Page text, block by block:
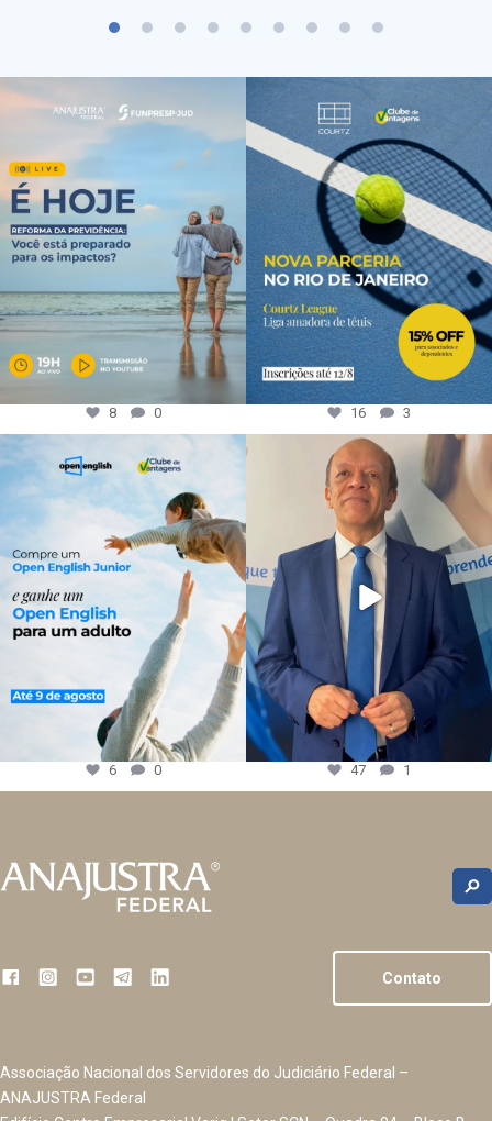
8 0 16 3
6 0 47 1
Contato
Associação Nacional dos Servidores do Judiciário Federal –
ANAJUSTRA Federal